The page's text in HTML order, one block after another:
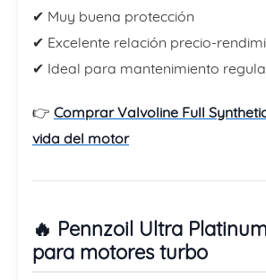
✔ Muy buena protección
✔ Excelente relación precio-
✔ Ideal para mantenimiento
👉 Comprar Valvoline Full
vida del motor
🔥 Pennzoil Ultra
para motores turbo